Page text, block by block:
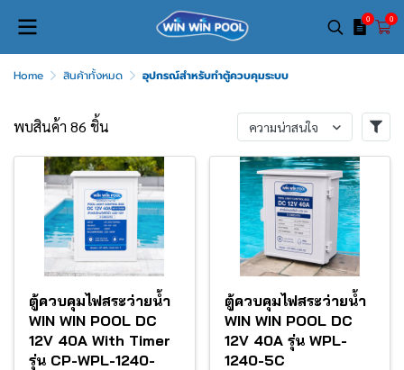
0 0
Home สินค้าทั้งหมด อุปกรณ์สำหรับทำตู้ควบคุมระบบ
พบสินค้า 86 ชิ้น ความน่าสนใจ
ตู้ควบคุมไฟสระว่ายน้ำ
WIN WIN POOL DC
12V 40A With Timer
รุ่น CP-WPL-1240-
ตู้ควบคุมไฟสระว่ายน้ำ
WIN WIN POOL DC
12V 40A รุ่น WPL-
1240-5C